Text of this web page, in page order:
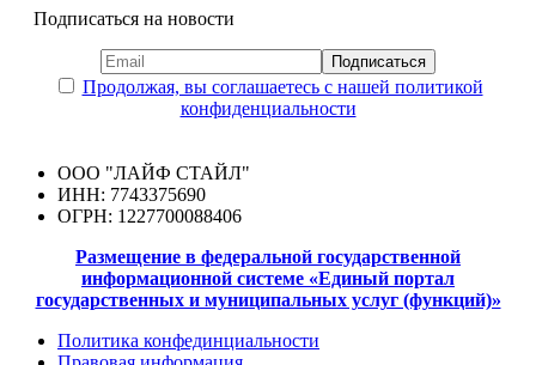
Подписаться на новости
Продолжая, вы соглашаетесь с нашей политикой
конфиденциальности
ООО "ЛАЙФ СТАЙЛ"
ИНН: 7743375690
ОГРН: 1227700088406
Размещение в федеральной государственной
информационной системе «Единый портал
государственных и муниципальных услуг (функций)»
Политика конфединциальности